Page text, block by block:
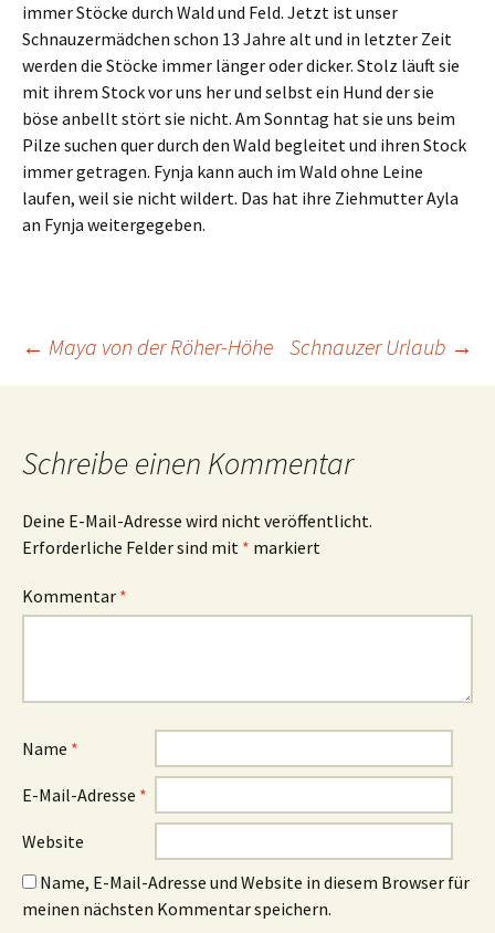
immer Stöcke durch Wald und Feld. Jetzt ist unser
Schnauzermädchen schon 13 Jahre alt und in letzter Zeit
werden die Stöcke immer länger oder dicker. Stolz läuft sie
mit ihrem Stock vor uns her und selbst ein Hund der sie
böse anbellt stört sie nicht. Am Sonntag hat sie uns beim
Pilze suchen quer durch den Wald begleitet und ihren Stock
immer getragen. Fynja kann auch im Wald ohne Leine
laufen, weil sie nicht wildert. Das hat ihre Ziehmutter Ayla
an Fynja weitergegeben.
Beitrags-
← Maya von der Röher-Höhe Schnauzer Urlaub →
Schreibe einen Kommentar
Deine E-Mail-Adresse wird nicht veröffentlicht.
Erforderliche Felder sind mit * markiert
Kommentar *
Name *
E-Mail-Adresse *
Website
Name, E-Mail-Adresse und Website in diesem Browser für
meinen nächsten Kommentar speichern.